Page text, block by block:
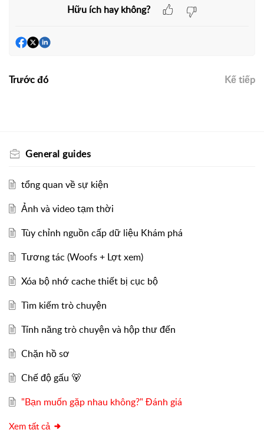
Hữu ích hay không?
Trước đó Kế tiếp
General guides
tổng quan về sự kiện
Ảnh và video tạm thời
Tùy chỉnh nguồn cấp dữ liệu Khám phá
Tương tác (Woofs + Lợt xem)
Xóa bộ nhớ cache thiết bị cục bộ
Tìm kiếm trò chuyện
Tính năng trò chuyện và hộp thư đến
Chặn hồ sơ
Chế độ gấu 🐻
"Bạn muốn gặp nhau không?" Đánh giá
Xem tất cả